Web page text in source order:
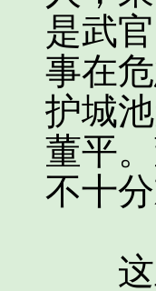
是武
事在
护城
董平
不十
这里